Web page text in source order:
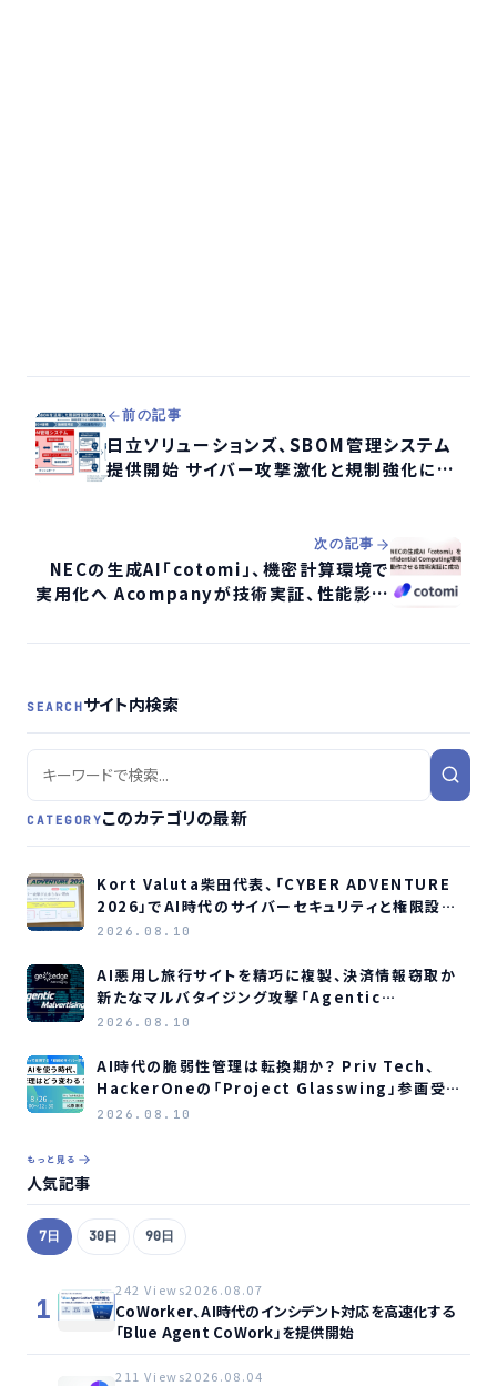
前の記事
日立ソリューションズ、SBOM管理システム
提供開始 サイバー攻撃激化と規制強化に対
次の記事
NECの生成AI「cotomi」、機密計算環境で
実用化へ Acompanyが技術実証、性能影響
SEARCHサイト内検索
CATEGORYこのカテゴリの最新
Kort Valuta柴田代表、「CYBER ADVENTURE
2026」でAI時代のサイバーセキュリティと権限設計
を解説
2026.08.10
AI悪用し旅行サイトを精巧に複製、決済情報窃取か
新たなマルバタイジング攻撃「Agentic
Malvertising」の脅威をGeoEdgeが警告
2026.08.10
AI時代の脆弱性管理は転換期か？ Priv Tech、
HackerOneの「Project Glasswing」参画受け
セミナー開催へ
2026.08.10
もっと見る
人気記事
7日 30日 90日
1
242 Views2026.08.07
CoWorker、AI時代のインシデント対応を高速化する
「Blue Agent CoWork」を提供開始
211 Views2026.08.04